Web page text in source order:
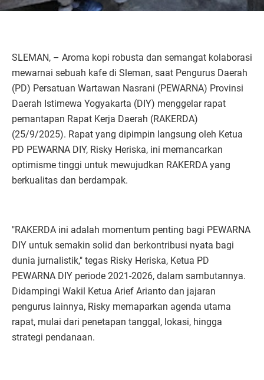
SLEMAN, – Aroma kopi robusta dan semangat kolaborasi
mewarnai sebuah kafe di Sleman, saat Pengurus Daerah
(PD) Persatuan Wartawan Nasrani (PEWARNA) Provinsi
Daerah Istimewa Yogyakarta (DIY) menggelar rapat
pemantapan Rapat Kerja Daerah (RAKERDA)
(25/9/2025). Rapat yang dipimpin langsung oleh Ketua
PD PEWARNA DIY, Risky Heriska, ini memancarkan
optimisme tinggi untuk mewujudkan RAKERDA yang
berkualitas dan berdampak.
"RAKERDA ini adalah momentum penting bagi PEWARNA
DIY untuk semakin solid dan berkontribusi nyata bagi
dunia jurnalistik," tegas Risky Heriska, Ketua PD
PEWARNA DIY periode 2021-2026, dalam sambutannya.
Didampingi Wakil Ketua Arief Arianto dan jajaran
pengurus lainnya, Risky memaparkan agenda utama
rapat, mulai dari penetapan tanggal, lokasi, hingga
strategi pendanaan.